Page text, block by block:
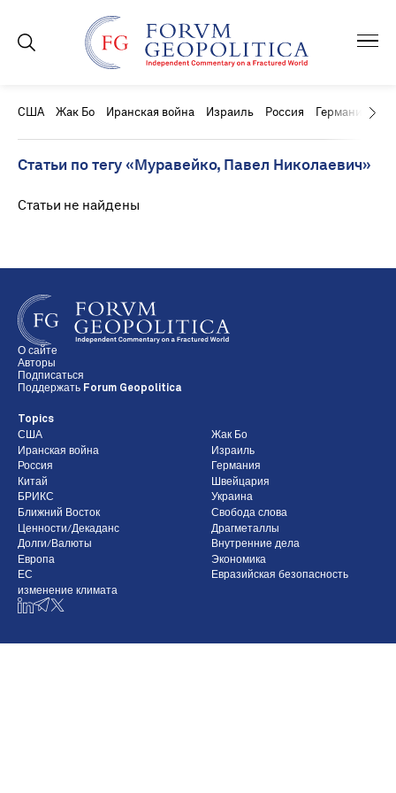
США Жак Бо Иранская война Израиль Россия Германия
Статьи по тегу «Муравейко, Павел Николаевич»
Статьи не найдены
О сайте
Авторы
Подписаться
Поддержать Forum Geopolitica
Topics
США
Жак Бо
Иранская война
Израиль
Россия
Германия
Китай
Швейцария
БРИКС
Украина
Ближний Восток
Свобода слова
Ценности/Декаданс
Драгметаллы
Долги/Валюты
Внутренние дела
Европа
Экономика
ЕС
Евразийская безопасность
изменение климата